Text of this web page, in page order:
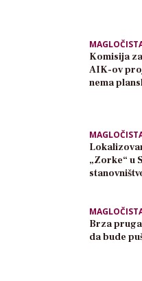
Komisija
AIK-ov
nema
„Zorke“ u
Brza
da bude